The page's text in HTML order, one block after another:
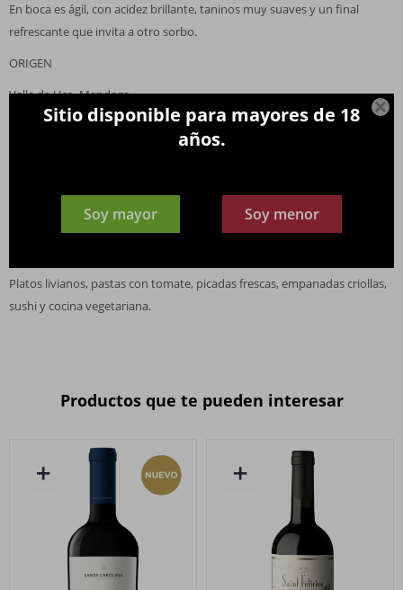

Sitio disponible para mayores de 18
años.
Soy mayor Soy menor
En boca es ágil, con acidez brillante, taninos muy suaves y un final
refrescante que invita a otro sorbo.
ORIGEN
Valle de Uco, Mendoza
NOTAS DE CATA
Sabor: Ligero, jugoso, fresco, taninos suaves y final limpio
Platos livianos, pastas con tomate, picadas frescas, empanadas criollas,
sushi y cocina vegetariana.
Productos que te pueden interesar